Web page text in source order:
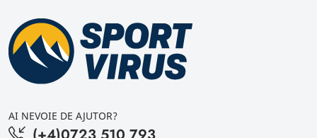
AI NEVOIE DE AJUTOR?